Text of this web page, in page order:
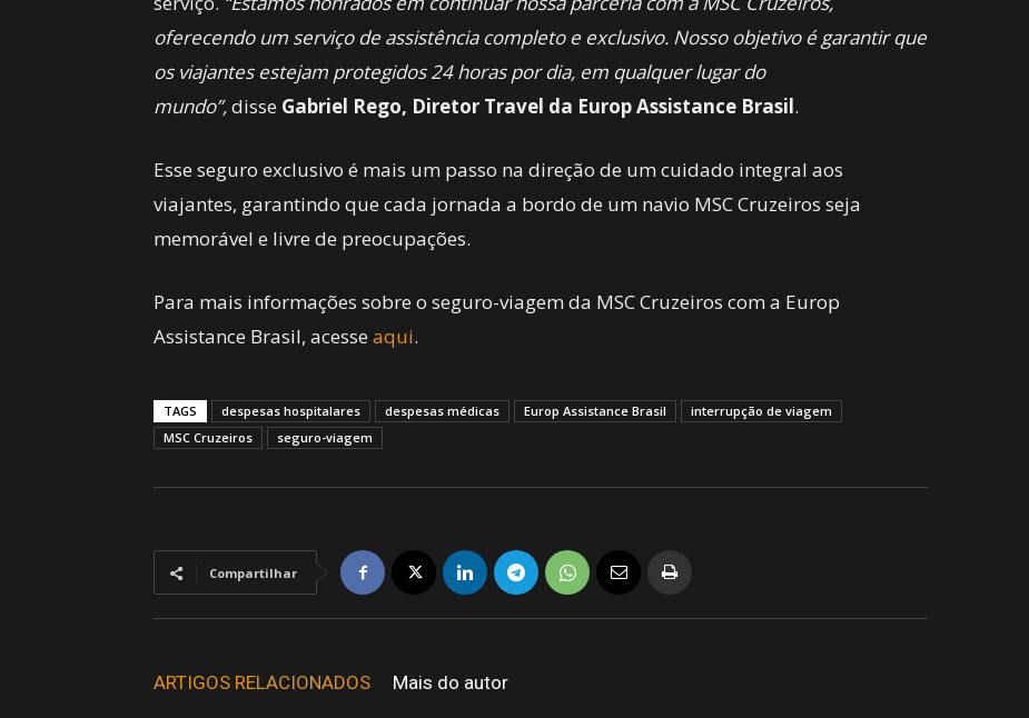
oferecendo um serviço de assistência completo e exclusivo. Nosso objetivo é garantir que
os viajantes estejam protegidos 24 horas por dia, em qualquer lugar do
mundo”,disse Gabriel Rego, Diretor Travel da Europ Assistance Brasil.
Esse seguro exclusivo é mais um passo na direção de um cuidado integral aos
viajantes, garantindo que cada jornada a bordo de um navio MSC Cruzeiros seja
memorável e livre de preocupações.
Para mais informações sobre o seguro-viagem da MSC Cruzeiros com a Europ
Assistance Brasil, acesse aqui.
TAGS despesas hospitalares despesas médicas Europ Assistance Brasil
interrupção de viagem
MSC Cruzeiros
seguro-viagem
Compartilhar
ARTIGOS RELACIONADOS Mais do autor